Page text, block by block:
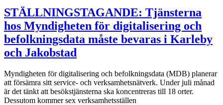
Place
to
Work-
tävlingen
2025!
STÄLLNINGSTAGANDE: Tjänsterna
hos Myndigheten för digitalisering och
befolkningsdata måste bevaras i Karleby
och Jakobstad
Myndigheten för digitalisering och befolkningsdata (MDB) planerar
att försämra sitt service- och verksamhetsnätverk. Under juli månad
är det tänkt att besökstjänsterna ska koncentreras till 18 orter.
Dessutom kommer sex verksamhetsställen